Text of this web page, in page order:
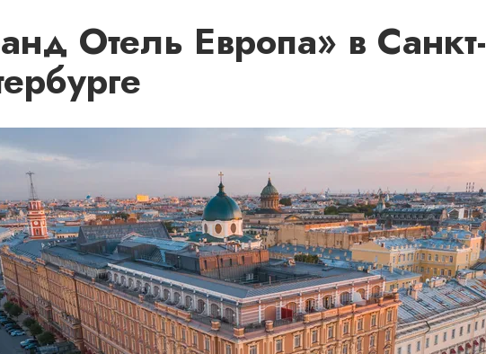
Отель Европа» в Санкт-